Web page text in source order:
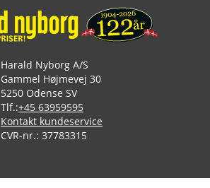
Harald Nyborg A/S
Gammel Højmevej 30
5250 Odense SV
Tlf.:+45 63959595
Kontakt kundeservice
CVR-nr.: 37783315